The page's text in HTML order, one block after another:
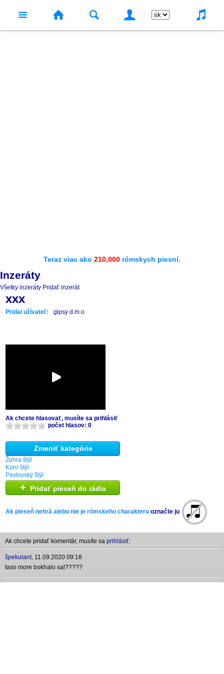
Teraz viac ako 210,000 rómskych piesní.
Inzeráty
Všetky inzeráty Pridať inzerát
xxx
Pridal užívateľ: gipsy d.m.o
Ak chcete hlasovať, musíte sa prihlásiť
počet hlasov: 0
Zmeniť kategórie
Žehra štýl
Koro štýl
Pavlovský štýl
+ Pridať pieseň do rádia
Ak pieseň nehrá alebo nie je rómskeho charakteru označte ju
Ak chcete pridať komentár, musíte sa prihlásiť:
špekulant, 11.09.2020 09:18
taso more bokhalo sal?????